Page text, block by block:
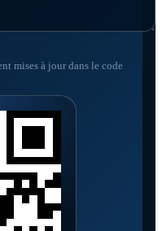
mises à jour dans le code